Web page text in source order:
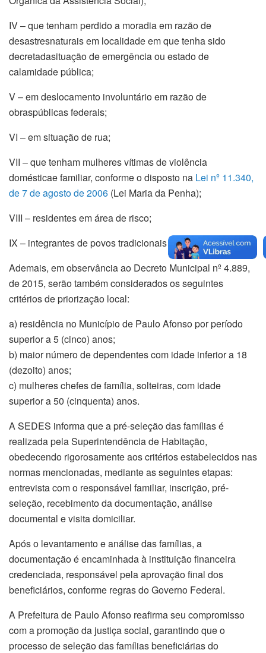
IV –quetenhamperdidoa moradiaem razãode
desastresnaturaisem localidadeemquetenhasido
decretadasituaçãodeemergênciaou estadode
calamidadepública;
V –emdeslocamento involuntárioem razãode
obraspúblicasfederais;
VI –emsituaçãode rua;
VII –quetenham mulheresvítimasdeviolência
domésticae familiar, conformeodisposto na Lei nº 11.340,
de 7 deagostode 2006 (Lei Mariada Penha);
VIII – residentesemáreade risco;
IX – integrantesdepovostradicionaisequilombolas.
Ademais, em observância ao Decreto Municipal nº 4.889,
de 2015, serão também considerados os seguintes
critérios de priorização local:
a) residência no Município de Paulo Afonso por período
superior a5 (cinco) anos;
b) maior número de dependentes com idade inferior a 18
(dezoito) anos;
c) mulheres chefes de família, solteiras, com idade
superior a 50 (cinquenta) anos.
A SEDES informaque apré-seleçãodas famílias é
realizada pela Superintendência de Habitação,
obedecendo rigorosamente aos critérios estabelecidos nas
normas mencionadas, mediante as seguintes etapas:
entrevista com o responsável familiar, inscrição, pré-
seleção, recebimento da documentação, análise
documental e visita domiciliar.
Após o levantamento e análise das famílias, a
documentação é encaminhada à instituição financeira
credenciada, responsável pela aprovação final dos
beneficiários, conforme regras do Governo Federal.
A Prefeitura de Paulo Afonso reafirma seu compromisso
com a promoção da justiça social, garantindo que o
processo de seleção das famílias beneficiárias do